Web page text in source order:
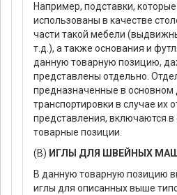
Например, подставки,
использованы в качестве
части такой мебели
т.д.), а также основания и
данную товарную позицию,
представлены отдельно.
предназначенные в
транспортировки в случае их
представления, включаются
товарные позиции.
(В) ИГЛЫ ДЛЯ ШВЕЙНЫХ
В данную товарную позицию
иглы для описанных выше